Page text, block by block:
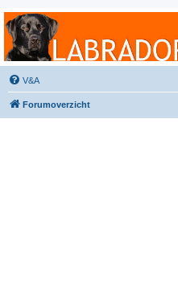
Labradorforum
Het gezelligste Labradorforum van
V&A
Forumoverzicht